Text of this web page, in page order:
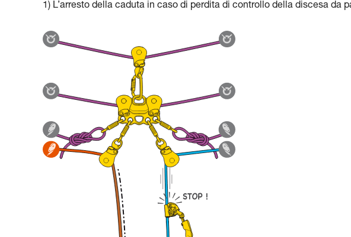
1) L’arresto della caduta in caso di perdita di controllo della discesa da